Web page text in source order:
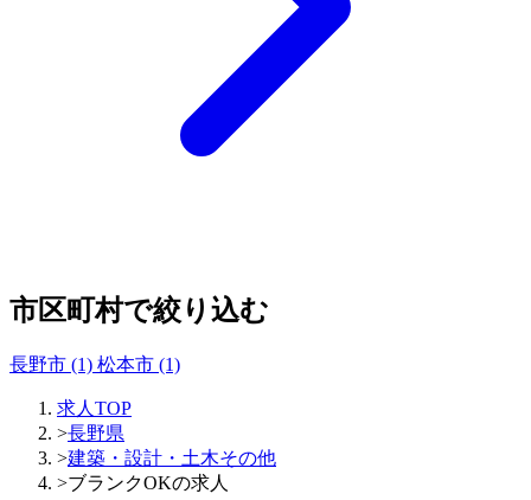
市区町村で絞り込む
長野市 (1) 松本市 (1)
求人TOP
>長野県
>建築・設計・土木その他
>ブランクOKの求人